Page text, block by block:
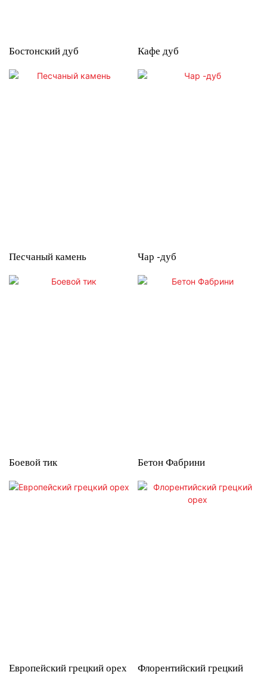
Бостонский дуб Кафе дуб
Песчаный камень Чар -дуб
Боевой тик Бетон Фабрини
Европейский грецкий орех
Флорентийский грецкий